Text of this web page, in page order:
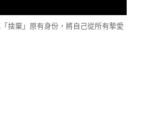
捨棄」原有身份，將自己從所有摯愛